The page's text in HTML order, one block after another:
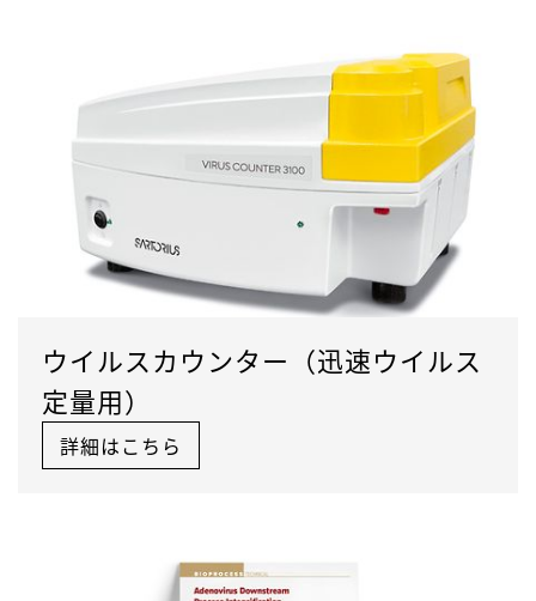
ウイルスカウンター（迅速ウイルス
定量用）
詳細はこちら